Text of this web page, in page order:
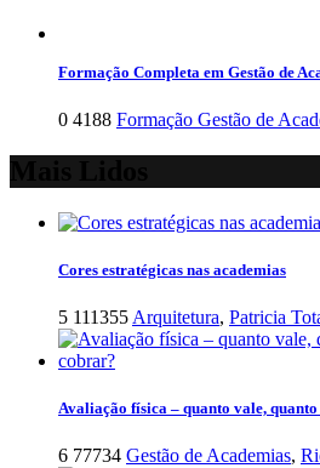
Formação Completa em Gestão de
0 4188 Formação Gestão de
Cores estratégicas nas academias
5 111355 Arquitetura, Patricia
Avaliação física – quanto vale,
6 77734 Gestão de Academias,